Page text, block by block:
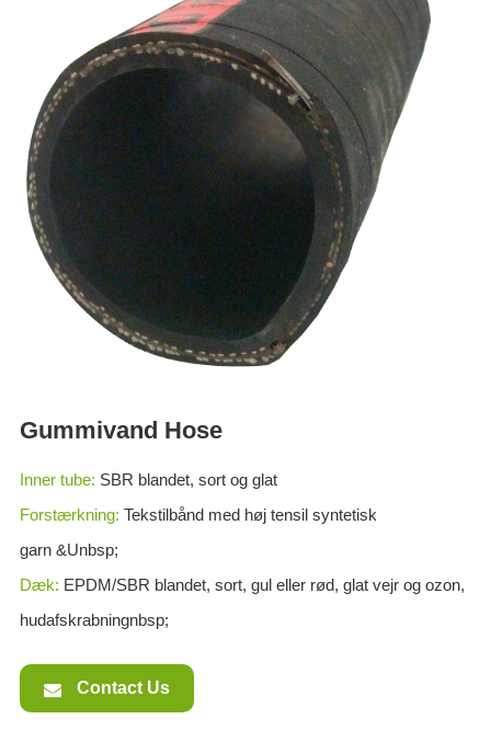
Gummivand Hose
Inner tube: SBR blandet, sort og glat
Forstærkning: Tekstilbånd med høj tensil syntetisk
garn &Unbsp;
Dæk: EPDM/SBR blandet, sort, gul eller rød, glat vejr og ozon,
hudafskrabningnbsp;
Contact Us